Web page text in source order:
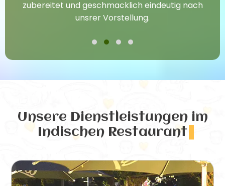
zubereitet und geschmacklich eindeutig nach
unsrer Vorstellung.
Unsere Dienstleistungen im
Indischen Restaurant